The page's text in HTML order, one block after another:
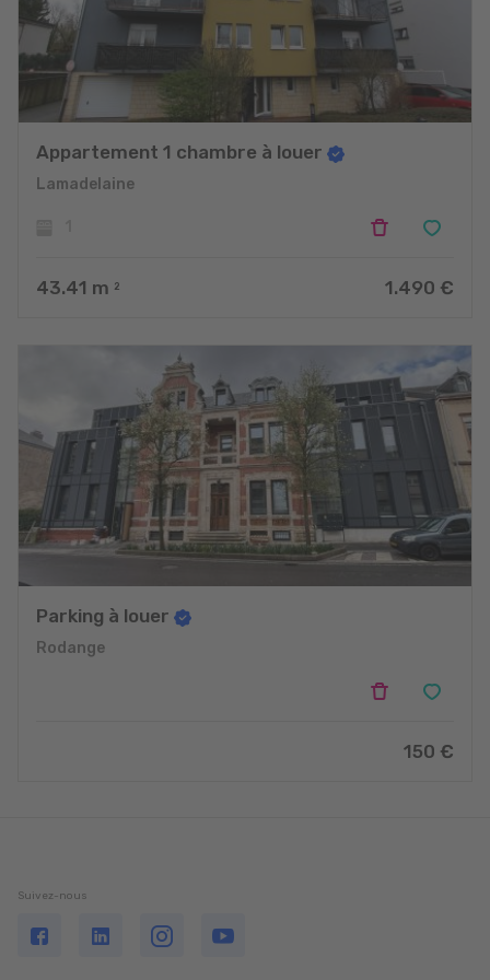
Appartement 1 chambre à louer
Lamadelaine
43.41 m 2 1.490 €
Parking à louer
Rodange
150 €
Suivez-nous